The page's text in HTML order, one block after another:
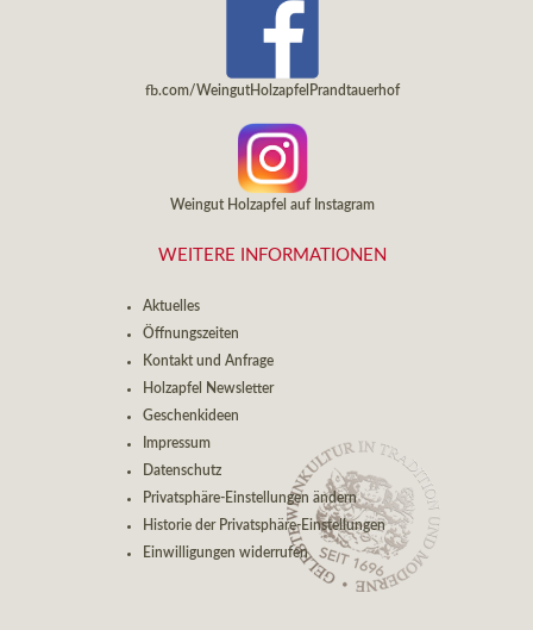
fb.com/WeingutHolzapfelPrandtauerhof
Weingut Holzapfel auf Instagram
WEITERE INFORMATIONEN
Aktuelles
Öffnungszeiten
Kontakt und Anfrage
Holzapfel Newsletter
Geschenkideen
Impressum
Datenschutz
Privatsphäre-Einstellungen ändern
Historie der Privatsphäre-Einstellungen
Einwilligungen widerrufen